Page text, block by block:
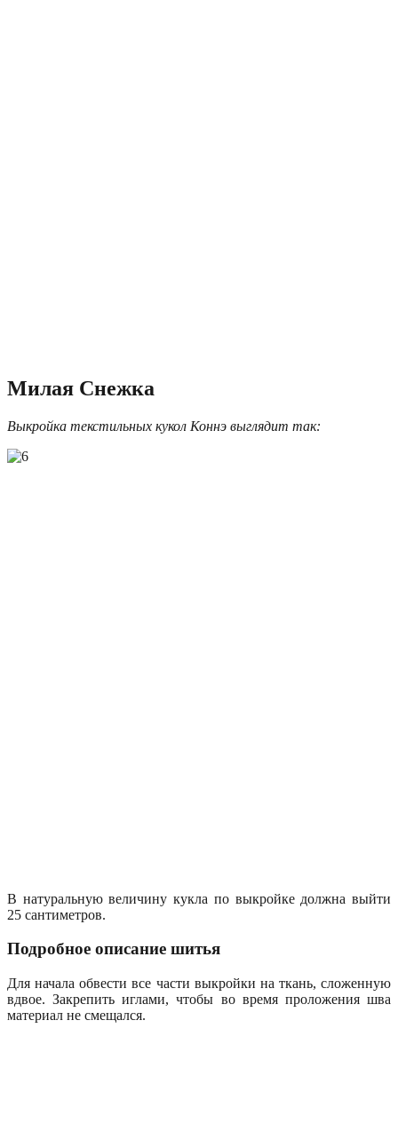
Милая Снежка
Выкройка текстильных кукол Коннэ выглядит так:
В натуральную величину кукла по выкройке должна выйти
25 сантиметров.
Подробное описание шитья
Для начала обвести все части выкройки на ткань, сложенную
вдвое. Закрепить иглами, чтобы во время проложения шва
материал не смещался.